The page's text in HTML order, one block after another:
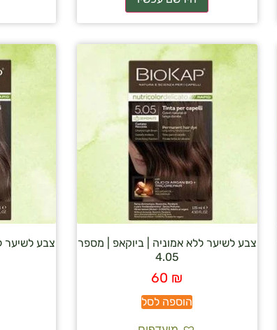
צבע לשיער ללא אמוניה | ביוקאפ | מספר
4.05
60 ₪
הוספה לסל
צבע לשיער